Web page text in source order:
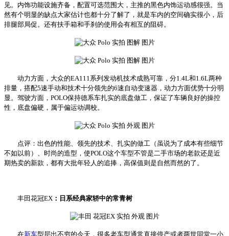
见。内饰功能设施齐备，配置可选范围大，主推的黑色内饰运动感很强。当
然有个明显的缺点大家估计也都十分了解了，就是车内的空间确实很小，后
排腿部局促。还有扶手箱和手刹的使用会有相互的阻碍。
动力方面，大众的EA111系列发动机技术成熟可靠，分1.4L和1.6L两种
排量，搭配5速手动和技术十分领先的6速自动变速器，动力方面优势十分明
显。驾驶方面，POLO保持德系车扎实的底盘做工，保证了车辆良好的操控
性，底盘偏硬，属于偏运动调校。
点评：出色的性能、领先的技术、扎实的做工（虽说为了成本有些细节
不如以前）、时尚的造型，使POLO这个车型不管是二手市场的老款还是近
期热卖的新款，都有大批年轻人的追捧，高保值则是自然而然的了。
丰田花冠EX ：日系经典家轿中的常青树
在新车型层出不穷的今天，很多老车型通常直接停产或者两世同堂一小